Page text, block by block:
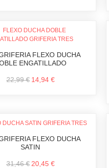
FLEXO DUCHA
ENGATILLADO
22,99 € 14,94 €
FLEXO DUCHA
SATIN
31,46 € 20,45 €